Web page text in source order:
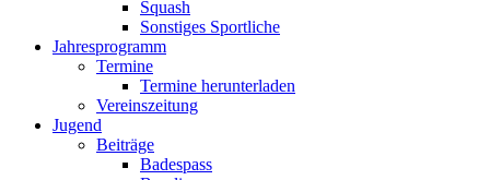
Squash
Sonstiges Sportliche
Jahresprogramm
Termine
Termine herunterladen
Vereinszeitung
Jugend
Beiträge
Badespass